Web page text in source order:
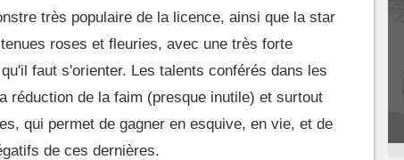
très populaire de la licence, ainsi que la star
roses et fleuries, avec une très forte
faut s'orienter. Les talents conférés dans les
réduction de la faim (presque inutile) et surtout
qui permet de gagner en esquive, en vie, et de
de ces dernières.